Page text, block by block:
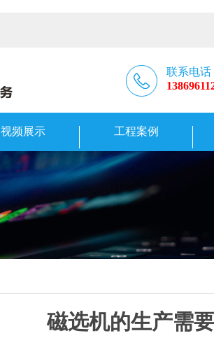
联系电话
视频展示 工程案例
磁选机的生产需